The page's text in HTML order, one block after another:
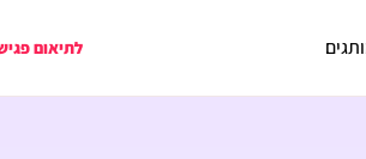
לתיאום